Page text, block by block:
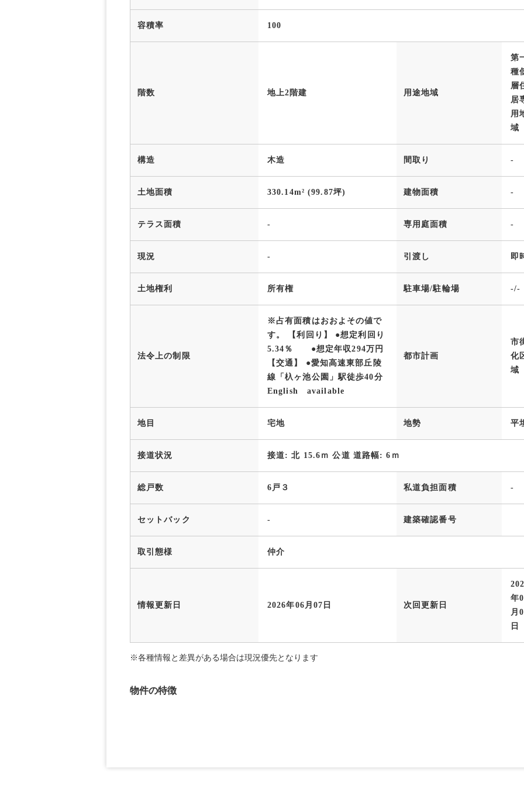
容積率 100
階数 地上2階建 用途地域
第
種
層
居
用
域
構造 木造 間取り -
土地面積 330.14m² (99.87坪) 建物面積 -
テラス面積 - 専用庭面積 -
現況 - 引渡し 即
土地権利 所有権 駐車場/駐輪場 -/-
法令上の制限
※占有面積はおおよその値で
す。 【利回り】 ●想定利回り
5.34％ ●想定年収294万円
【交通】 ●愛知高速東部丘陵
線「杁ヶ池公園」駅徒歩40分
English available
都市計画
市
化
域
地目 宅地 地勢 平
接道状況 接道: 北 15.6ｍ 公道 道路幅: 6ｍ
総戸数 6戸３ 私道負担面積 -
セットバック - 建築確認番号
取引態様 仲介
情報更新日 2026年06月07日 次回更新日
年
月
日
※各種情報と差異がある場合は現況優先となります
物件の特徴